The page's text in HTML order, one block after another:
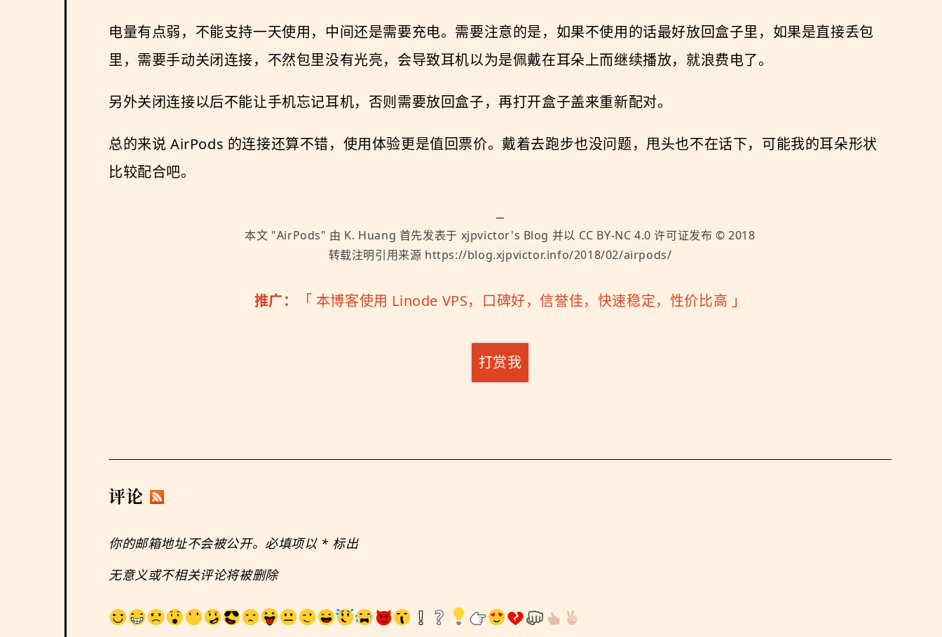
电量有点弱，不能支持一天使用，中间还是需要充电。需要注意的是，如果不使用的话最好放回盒子里，如果是直接丢包
里，需要手动关闭连接，不然包里没有光亮，会导致耳机以为是佩戴在耳朵上而继续播放，就浪费电了。
另外关闭连接以后不能让手机忘记耳机，否则需要放回盒子，再打开盒子盖来重新配对。
总的来说 AirPods 的连接还算不错，使用体验更是值回票价。戴着去跑步也没问题，甩头也不在话下，可能我的耳朵形状
比较配合吧。
本文 "AirPods" 由 K. Huang 首先发表于 xjpvictor's Blog 并以 CC BY-NC 4.0 许可证发布 ©2018
转载注明引用来源 https://blog.xjpvictor.info/2018/02/airpods/
推广： 「 本博客使用 Linode VPS，口碑好，信誉佳，快速稳定，性价比高 」
打赏我
评论
你的邮箱地址不会被公开。必填项以 *标出
无意义或不相关评论将被删除